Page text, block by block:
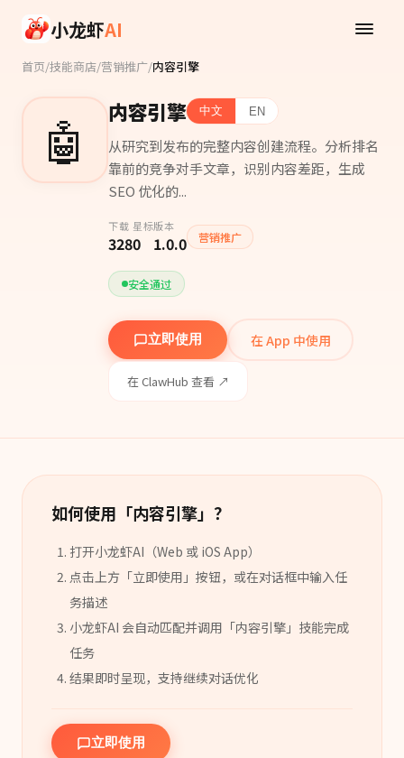
小龙虾AI
首页/技能商店/营销推广/内容引擎
🤖 内容引擎 中文 EN
从研究到发布的完整内容创建流程。分析排名
靠前的竞争对手文章，识别内容差距，生成
SEO 优化的...
下载
328
星标
0
版本
1.0.0 营销推广
安全通过
立即使用 在 App 中使用
在 ClawHub 查看 ↗
如何使用「内容引擎」？
打开小龙虾AI（Web 或 iOS App）
点击上方「立即使用」按钮，或在对话框中输入任
务描述
小龙虾AI 会自动匹配并调用「内容引擎 」 技能完成
任务
结果即时呈现，支持继续对话优化
立即使用